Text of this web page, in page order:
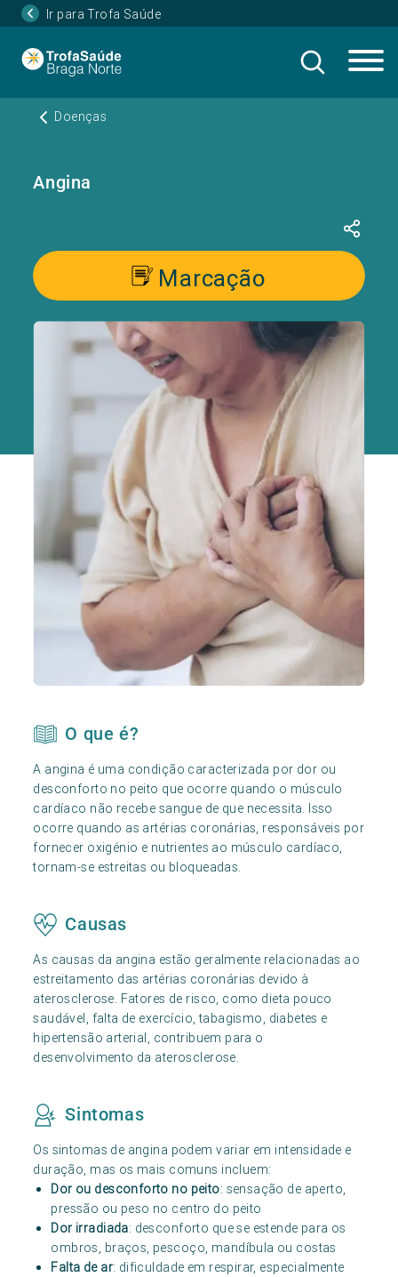
Ir para Trofa Saúde
Doenças
Angina
Marcação
O que é?
A angina é uma condição caracterizada por dor ou
desconforto no peito que ocorre quando o músculo
cardíaco não recebe sangue de que necessita. Isso
ocorre quando as artérias coronárias, responsáveis por
fornecer oxigénio e nutrientes ao músculo cardíaco,
tornam-se estreitas ou bloqueadas.
Causas
As causas da angina estão geralmente relacionadas ao
estreitamento das artérias coronárias devido à
aterosclerose. Fatores de risco, como dieta pouco
saudável, falta de exercício, tabagismo, diabetes e
hipertensão arterial, contribuem para o
desenvolvimento da aterosclerose.
Sintomas
Os sintomas de angina podem variar em intensidade e
duração, mas os mais comuns incluem:
Dor ou desconforto no peito: sensação de aperto,
pressão ou peso no centro do peito
Dor irradiada: desconforto que se estende para os
ombros, braços, pescoço, mandíbula ou costas
Falta de ar: dificuldade em respirar, especialmente